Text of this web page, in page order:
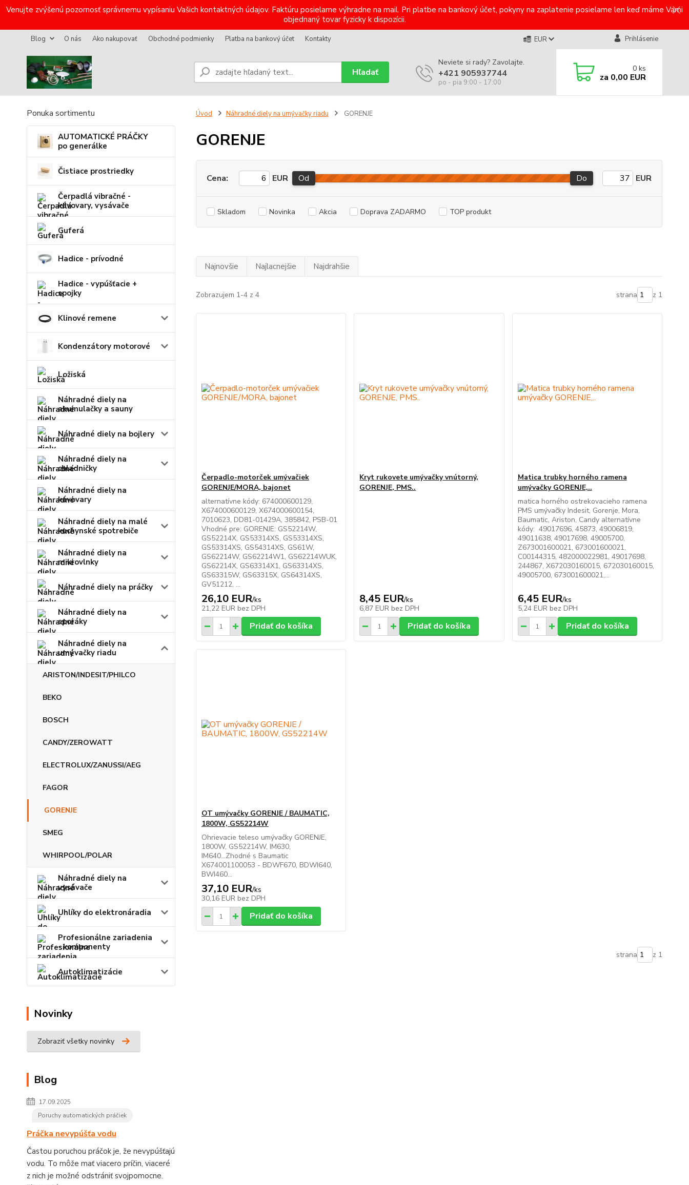
Venujte zvýšenú pozornosť správnemu vypísaniu Vašich kontaktných údajov. Faktúru posielame výhradne na mail. Pri platbe na bankový účet, pokyny na zaplatenie posielame len keď máme Vami
objednaný tovar fyzicky k dispozícii.
Blog O nás Ako nakupovať Obchodné podmienky Platba na bankový účet Kontakty EUR Prihlásenie
Hľadať
Neviete si rady? Zavolajte.
+421 905937744
po - pia 9:00 - 17:00
0 ks
za 0,00 EUR
Ponuka sortimentu
AUTOMATICKÉ PRÁČKY
po generálke
Čistiace prostriedky
Čerpadlá vibračné -
kávovary, vysávače
Guferá
Hadice - prívodné
Hadice - vypúšťacie +
spojky
Klinové remene
Kondenzátory motorové
Ložiská
Náhradné diely na
akumulačky a sauny
Náhradné diely na bojlery
Náhradné diely na
chladničky
Náhradné diely na
kávovary
Náhradné diely na malé
kuchynské spotrebiče
Náhradné diely na
mikrovlnky
Náhradné diely na práčky
Náhradné diely na
sporáky
Náhradné diely na
umývačky riadu
ARISTON/INDESIT/PHILCO
BEKO
BOSCH
CANDY/ZEROWATT
ELECTROLUX/ZANUSSI/AEG
FAGOR
GORENJE
SMEG
WHIRPOOL/POLAR
Náhradné diely na
vysávače
Uhlíky do elektronáradia
Profesionálne zariadenia
- komponenty
Autoklimatizácie
Novinky
Zobraziť všetky novinky
Blog
17.09.2025
Poruchy automatických práčiek
Práčka nevypúšťa vodu
Častou poruchou práčok je, že nevypúšťajú
vodu. To môže mať viacero príčin, viaceré
z nich je možné odstrániť svojpomocne.
Úvod Náhradné diely na umývačky riadu GORENJE
GORENJE
Cena: EUR Od Do EUR
Skladom Novinka Akcia Doprava ZADARMO TOP produkt
Najnovšie Najlacnejšie Najdrahšie
Zobrazujem 1-4 z 4 strana z 1
Čerpadlo-motorček umývačiek
GORENJE/MORA, bajonet
alternatívne kódy: 674000600129,
X674000600129, X674000600154,
7010623, DD81-01429A, 385842, PSB-01
Vhodné pre: GORENJE: GS52214W,
GS52214X, GS53314XS, GS53314XS,
GS53314XS, GS54314XS, GS61W,
GS62214W, GS62214W1, GS62214WUK,
GS62214X, GS63314X1, GS63314XS,
GS63315W, GS63315X, GS64314XS,
GV51212, ...
26,10 EUR/ks
21,22 EUR bez DPH
Pridať do košíka
Kryt rukovete umývačky vnútorný,
GORENJE, PMS..
8,45 EUR/ks
6,87 EUR bez DPH
Pridať do košíka
Matica trubky horného ramena
umývačky GORENJE,..
matica horného ostrekovacieho ramena
PMS umývačky Indesit, Gorenje, Mora,
Baumatic, Ariston, Candy alternatívne
kódy: 49017696, 45873, 49006819,
49011638, 49017698, 49005700,
Z673001600021, 673001600021,
C00144315, 482000022981, 49017698,
244867, X672030160015, 672030160015,
49005700, 673001600021,...
6,45 EUR/ks
5,24 EUR bez DPH
Pridať do košíka
OT umývačky GORENJE / BAUMATIC,
1800W, GS52214W
Ohrievacie teleso umývačky GORENJE,
1800W, GS52214W, IM630,
IM640...Zhodné s Baumatic
X674001100053 - BDWF670, BDWI640,
BWI460...
37,10 EUR/ks
30,16 EUR bez DPH
Pridať do košíka
strana z 1